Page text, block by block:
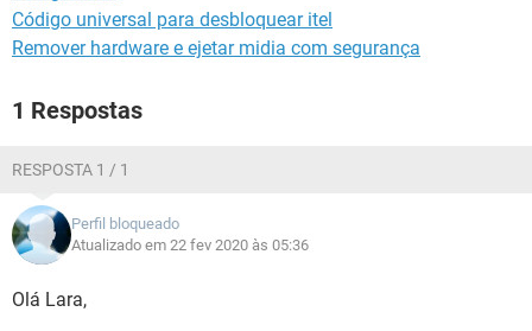
Código universal para desbloquear itel
Remover hardware e ejetar midia com segurança
1 Respostas
RESPOSTA 1 / 1
Perfil bloqueado
Atualizado em 22 fev 2020 às 05:36
Olá Lara,